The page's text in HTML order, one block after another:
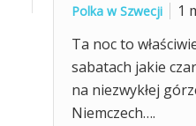
Polka w Szwecji
1
Ta noc to
sabatach jakie
na niezwykłej
Niemczech….